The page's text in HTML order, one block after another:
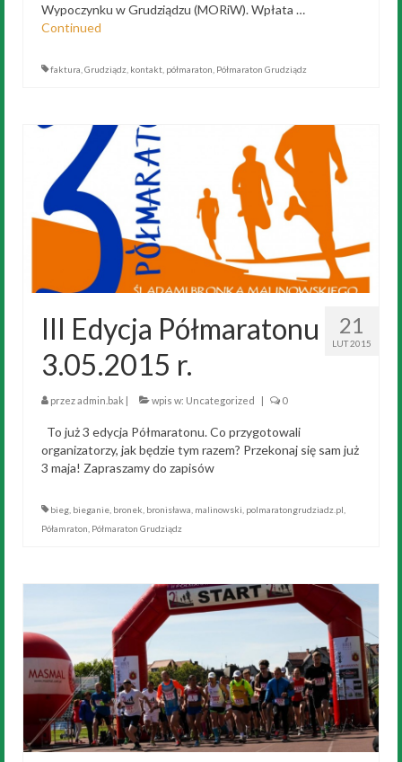
Wypoczynku w Grudziądzu (MORiW). Wpłata …
Continued
faktura Grudziądz kontakt półmaraton Półmaraton Grudziądz
21
LUT 2015
III Edycja Półmaratonu
3.05.2015 r.
przezadmin.bak | wpis w: Uncategorized | 0
To już 3 edycja Półmaratonu. Co przygotowali
organizatorzy, jak będzie tym razem? Przekonaj się sam już
3 maja! Zapraszamy do zapisów
bieg bieganie bronek bronisława malinowski polmaratongrudziadz.pl
Półamraton Półmaraton Grudziądz